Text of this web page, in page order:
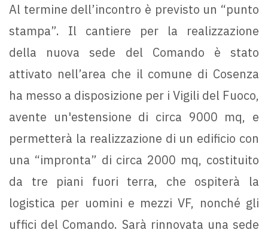
Al termine dell’incontro è previsto un “punto
stampa”. Il cantiere per la realizzazione
della nuova sede del Comando è stato
attivato nell’area che il comune di Cosenza
ha messo a disposizione per i Vigili del Fuoco,
avente un'estensione di circa 9000 mq, e
permetterà la realizzazione di un edificio con
una “impronta” di circa 2000 mq, costituito
da tre piani fuori terra, che ospiterà la
logistica per uomini e mezzi VF, nonché gli
uffici del Comando. Sarà rinnovata una sede